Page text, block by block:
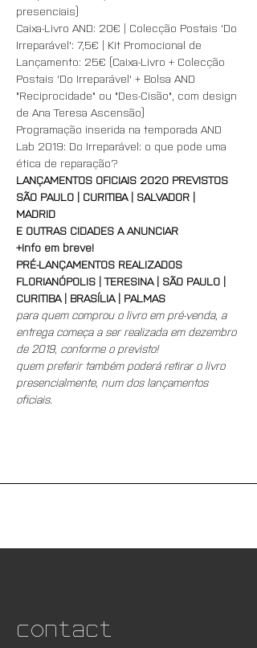
presenciais)
Caixa-Livro AND: 20€ | Colecção Postais 'Do
Irreparável': 7,5€ | Kit Promocional de
Lançamento: 25€ (Caixa-Livro + Colecção
Postais 'Do Irreparável' + Bolsa AND
"Reciprocidade" ou "Des-Cisão", com design
de Ana Teresa Ascensão)
Programação inserida na temporada AND
Lab 2019: Do Irreparável: o que pode uma
ética de reparação?
LANÇAMENTOS OFICIAIS 2020 PREVISTOS
SÃO PAULO | CURITIBA | SALVADOR |
MADRID
E OUTRAS CIDADES A ANUNCIAR
+info em breve!
PRÉ-LANÇAMENTOS REALIZADOS
FLORIANÓPOLIS | TERESINA | SÃO PAULO |
CURITIBA | BRASÍLIA | PALMAS
para quem comprou o livro em pré-venda, a
entrega começa a ser realizada em dezembro
de 2019, conforme o previsto!
quem preferir também poderá retirar o livro
presencialmente, num dos lançamentos
oficiais.
Contact